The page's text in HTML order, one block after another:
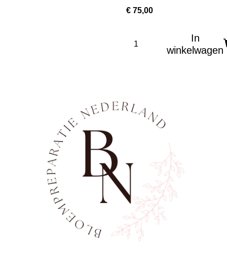
€ 75,00
In
winkelwagen